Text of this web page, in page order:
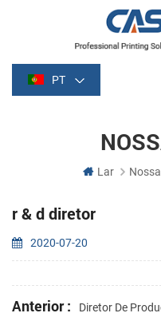
PT
Lar
r & d diretor
2020-07-20
Anterior : Diretor De